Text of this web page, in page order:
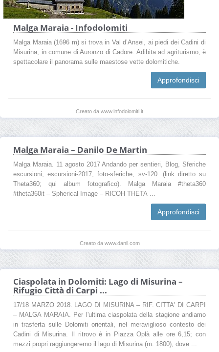
Malga Maraia - Infodolomiti
Malga Maraia (1696 m) si trova in Val d’Ansei, ai piedi dei Cadini di
Misurina, in comune di Auronzo di Cadore. Adibita ad agriturismo, è
spettacolare il panorama sulle maestose vette dolomitiche.
Approfondisci
Creato da www.infodolomiti.it
Malga Maraia – Danilo De Martin
Malga Maraia. 11 agosto 2017 Andando per sentieri, Blog, Sferiche
escursioni, escursioni-2017, foto-sferiche, sv-120. (link diretto su
Theta360; qui album fotografico). Malga Maraia #theta360
#theta360it – Spherical Image – RICOH THETA ...
Approfondisci
Creato da www.danil.com
Ciaspolata in Dolomiti: Lago di Misurina –
Rifugio Città di Carpi ...
17/18 MARZO 2018. LAGO DI MISURINA – RIF. CITTA' DI CARPI
– MALGA MARAIA. Per l'ultima ciaspolata della stagione andiamo
in trasferta sulle Dolomiti orientali, nel meraviglioso contesto dei
Cadini di Misurina. Il ritrovo è in Piazza Oplà alle ore 6,15; con
mezzi propri raggiungeremo il lago di Misurina (m. 1800), dove ...